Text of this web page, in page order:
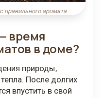
правильного аромата
время
в доме?
природы,
После долгих
впустить в свой